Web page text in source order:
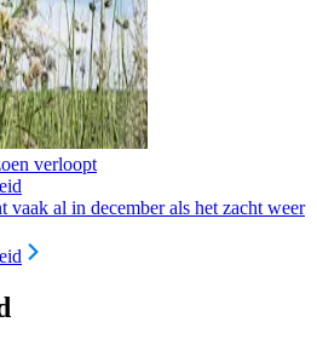
verloopt
vaak al in december als het zacht weer